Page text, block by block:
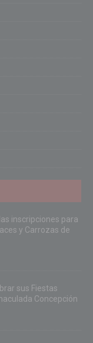
inscripciones para
y Carrozas de
sus Fiestas
Concepción